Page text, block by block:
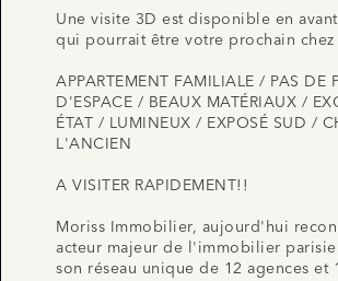
Une visite 3D est disponible en
qui pourrait être votre prochain chez
APPARTEMENT FAMILIALE / PAS DE
D'ESPACE / BEAUX MATÉRIAUX /
ÉTAT / LUMINEUX / EXPOSÉ SUD /
L'ANCIEN
A VISITER RAPIDEMENT!!
Moriss Immobilier, aujourd'hui
acteur majeur de l'immobilier
son réseau unique de 12 agences et